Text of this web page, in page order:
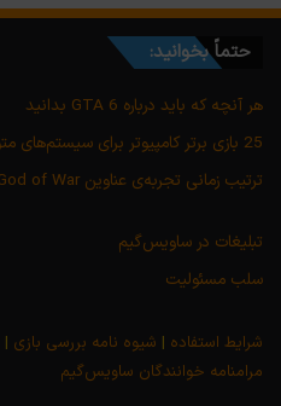
حتماً بخوانید:
هر آنچه که باید درباره GTA 6 بدانید
25 بازی برتر کامپیوتر برای سیستم‌های متوسط و ضعیف
ترتیب زمانی تجربه‌ی عناوین God of War
تبلیغات در ساویس‌گیم
سلب مسئولیت
شرایط استفاده | شیوه نامه بررسی بازی |
مرامنامه خوانندگان ساویس‌گیم